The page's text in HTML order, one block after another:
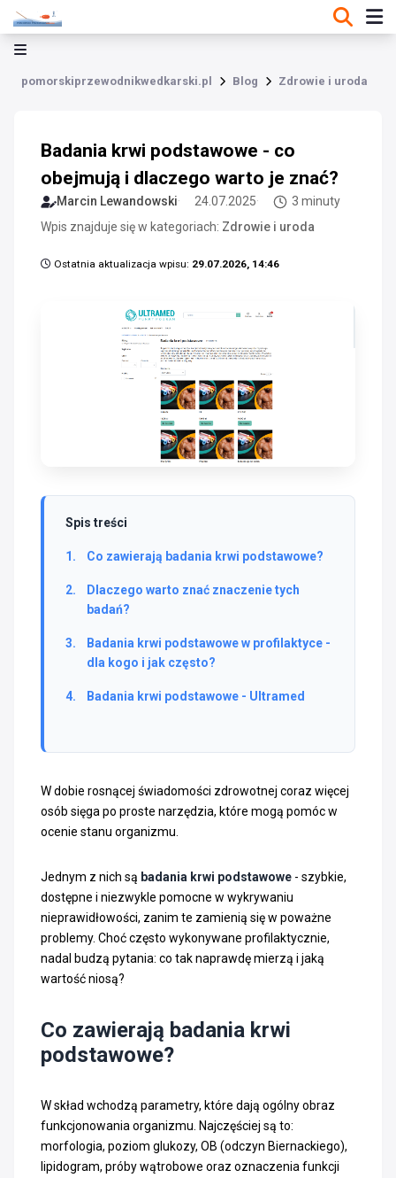
pomorskiprzewodnikwedkarski.pl Blog Zdrowie i uroda
Badania krwi podstawowe - co
obejmują i dlaczego warto je znać?
Marcin Lewandowski 24.07.2025
3 minuty
Wpis znajduje się w kategoriach: Zdrowie i uroda
Ostatnia aktualizacja wpisu: 29.07.2026, 14:46
Spis treści
Co zawierają badania krwi podstawowe?
Dlaczego warto znać znaczenie tych
badań?
Badania krwi podstawowe w profilaktyce -
dla kogo i jak często?
Badania krwi podstawowe - Ultramed
W dobie rosnącej świadomości zdrowotnej coraz więcej
osób sięga po proste narzędzia, które mogą pomóc w
ocenie stanu organizmu.
Jednym z nich są badania krwi podstawowe - szybkie,
dostępne i niezwykle pomocne w wykrywaniu
nieprawidłowości, zanim te zamienią się w poważne
problemy. Choć często wykonywane profilaktycznie,
nadal budzą pytania: co tak naprawdę mierzą i jaką
wartość niosą?
Co zawierają badania krwi
podstawowe?
W skład wchodzą parametry, które dają ogólny obraz
funkcjonowania organizmu. Najczęściej są to:
morfologia, poziom glukozy, OB (odczyn Biernackiego),
lipidogram, próby wątrobowe oraz oznaczenia funkcji